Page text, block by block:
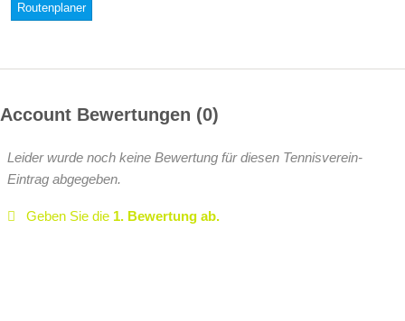
Routenplaner
Account Bewertungen 0
Leider wurde noch keine Bewertung für diesen Tennisverein-
Eintrag abgegeben.
Geben Sie die 1. Bewertung ab.